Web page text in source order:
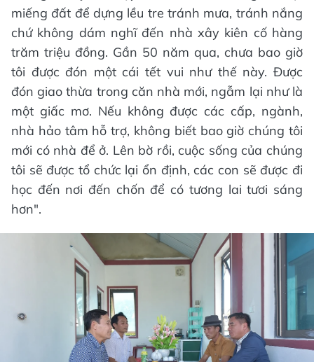
miếng đất để dựng lều tre tránh mưa, tránh nắng
chứ không dám nghĩ đến nhà xây kiên cố hàng
trăm triệu đồng. Gần 50 năm qua, chưa bao giờ
tôi được đón một cái tết vui như thế này. Được
đón giao thừa trong căn nhà mới, ngẫm lại như là
một giấc mơ. Nếu không được các cấp, ngành,
nhà hảo tâm hỗ trợ, không biết bao giờ chúng tôi
mới có nhà để ở. Lên bờ rồi, cuộc sống của chúng
tôi sẽ được tổ chức lại ổn định, các con sẽ được đi
học đến nơi đến chốn để có tương lai tươi sáng
hơn".